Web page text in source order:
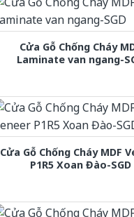
Cửa Gỗ Chống Cháy
Laminate van ngang-
Cửa Gỗ Chống Cháy MDF
P1R5 Xoan Đào-SGD